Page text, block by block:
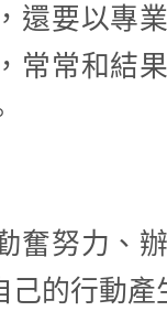
還要以專
常常和結
奮努力、
己的行動